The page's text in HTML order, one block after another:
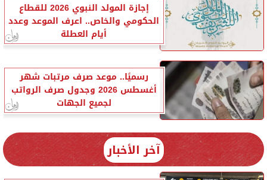
إجازة المولد النبوي 2026 للقطاع
الحكومي والخاص.. اعرف الموعد وعدد
أيام العطلة
رسميًا.. موعد صرف مرتبات شهر
أغسطس 2026 وجدول صرف الرواتب
لجميع الجهات
آخر الأخبار